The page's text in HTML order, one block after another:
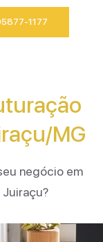
1177
MG
negócio em